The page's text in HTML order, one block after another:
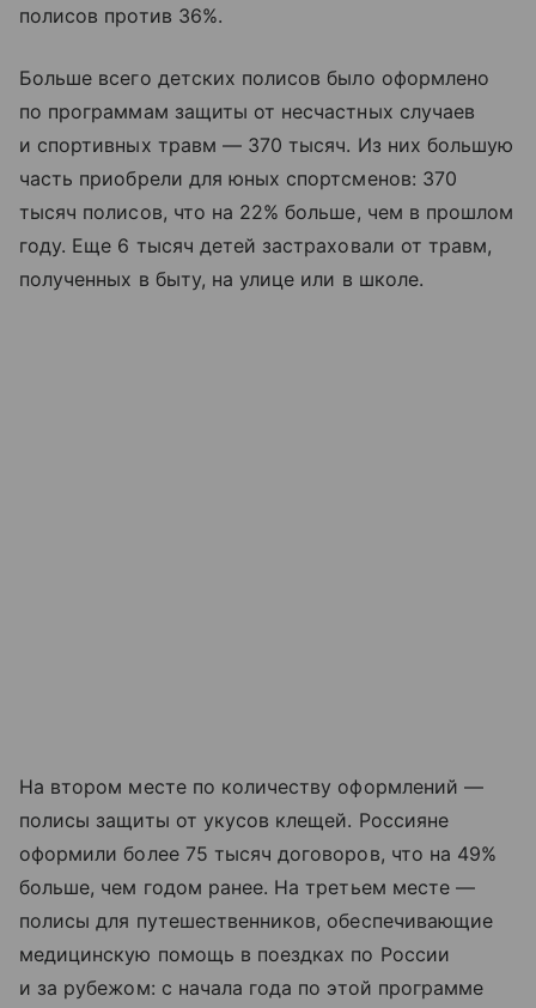
полисов против 36%.
Больше всего детских полисов было оформлено
по программам защиты от несчастных случаев
и спортивных травм — 370 тысяч. Из них большую
часть приобрели для юных спортсменов: 370
тысяч полисов, что на 22% больше, чем в прошлом
году. Еще 6 тысяч детей застраховали от травм,
полученных в быту, на улице или в школе.
На втором месте по количеству оформлений —
полисы защиты от укусов клещей. Россияне
оформили более 75 тысяч договоров, что на 49%
больше, чем годом ранее. На третьем месте —
полисы для путешественников, обеспечивающие
медицинскую помощь в поездках по России
и за рубежом: с начала года по этой программе